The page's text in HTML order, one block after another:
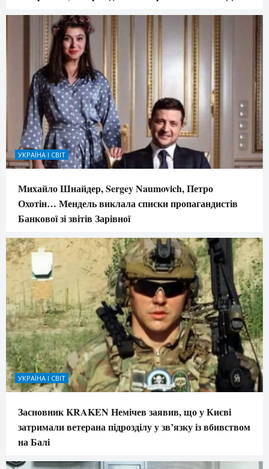
УКРАЇНА І СВІТ
Михайло Шнайдер, Sergey Naumovich, Петро
Охотін… Мендель виклала списки пропагандистів
Банкової зі звітів Зарівної
УКРАЇНА І СВІТ
Засновник KRAKEN Немічев заявив, що у Києві
затримали ветерана підрозділу у зв’язку із вбивством
на Балі